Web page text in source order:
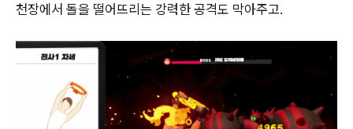
천장에서 돌을 떨어뜨리는 강력한 공격도 막아주고.